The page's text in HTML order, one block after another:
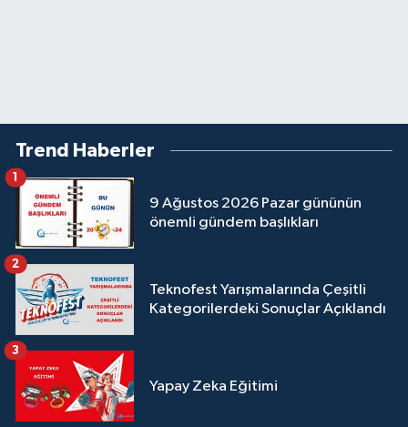
Trend Haberler
9 Ağustos 2026 Pazar gününün
önemli gündem başlıkları
1
Teknofest Yarışmalarında Çeşitli
Kategorilerdeki Sonuçlar Açıklandı
2
Yapay Zeka Eğitimi
3